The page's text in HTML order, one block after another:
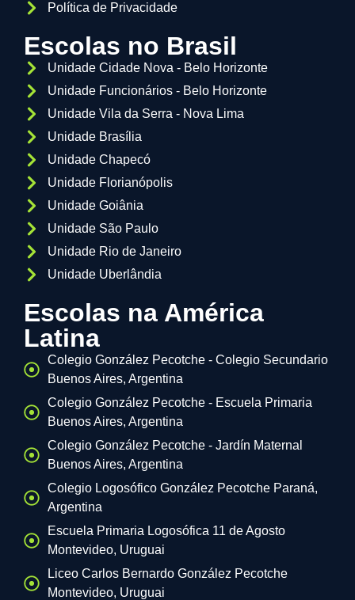
Política de Privacidade
Escolas no Brasil
Unidade Cidade Nova - Belo Horizonte
Unidade Funcionários - Belo Horizonte
Unidade Vila da Serra - Nova Lima
Unidade Brasília
Unidade Chapecó
Unidade Florianópolis
Unidade Goiânia
Unidade São Paulo
Unidade Rio de Janeiro
Unidade Uberlândia
Escolas na América
Latina
Colegio González Pecotche - Colegio Secundario
Buenos Aires, Argentina
Colegio González Pecotche - Escuela Primaria
Buenos Aires, Argentina
Colegio González Pecotche - Jardín Maternal
Buenos Aires, Argentina
Colegio Logosófico González Pecotche Paraná,
Argentina
Escuela Primaria Logosófica 11 de Agosto
Montevideo, Uruguai
Liceo Carlos Bernardo González Pecotche
Montevideo, Uruguai